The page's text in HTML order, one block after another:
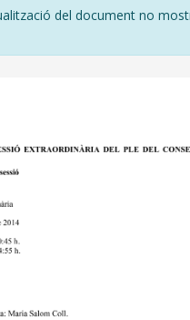
del document no